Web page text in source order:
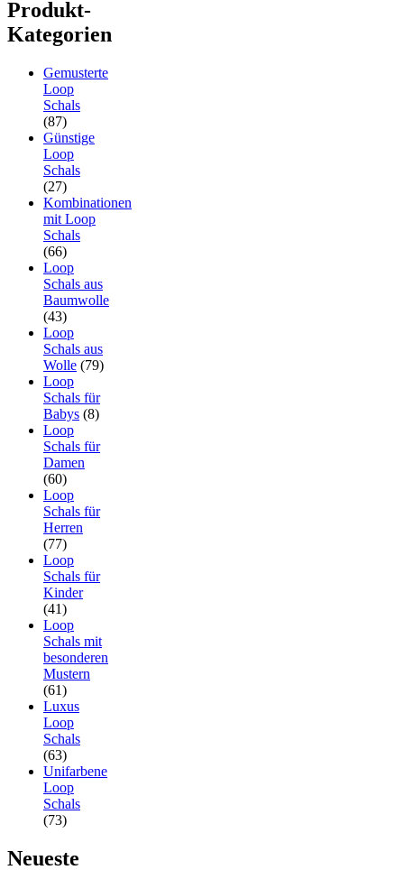
Produkt-
Kategorien
Gemusterte
Loop
Schals
(87)
Günstige
Loop
Schals
(27)
Kombinationen
mit Loop
Schals
(66)
Loop
Schals aus
Baumwolle
(43)
Loop
Schals aus
Wolle (79)
Loop
Schals für
Babys (8)
Loop
Schals für
Damen
(60)
Loop
Schals für
Herren
(77)
Loop
Schals für
Kinder
(41)
Loop
Schals mit
besonderen
Mustern
(61)
Luxus
Loop
Schals
(63)
Unifarbene
Loop
Schals
(73)
Neueste